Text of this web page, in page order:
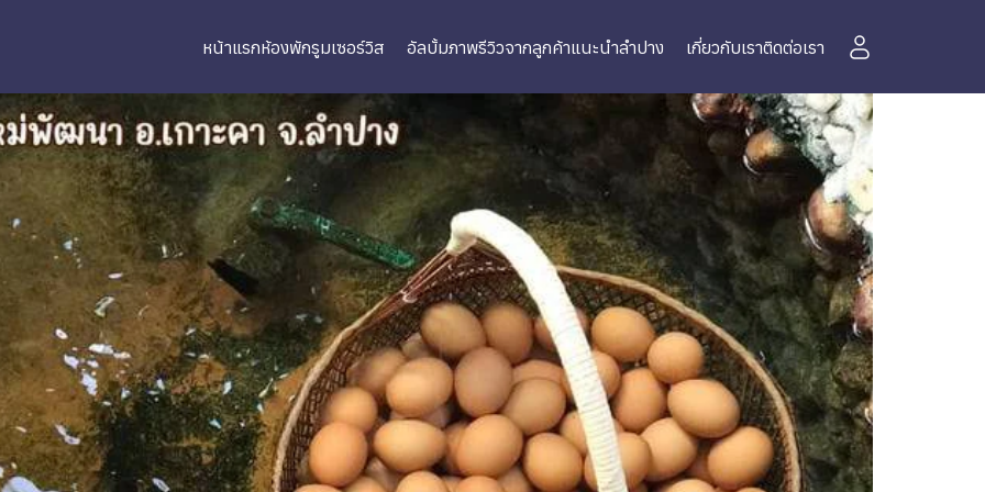
หน้าแรกห้องพักรูมเซอร์วิส อัลบั้มภาพรีวิวจากลูกค้าแนะนำลำปาง เกี่ยวกับเราติดต่อเรา